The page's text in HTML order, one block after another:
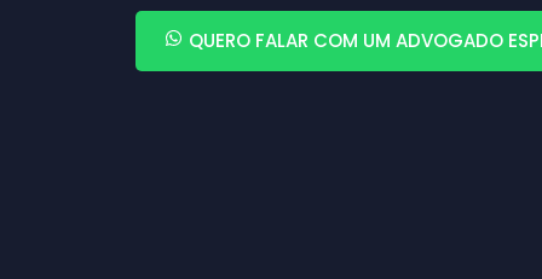
QUERO FALAR COM UM ADVOGADO